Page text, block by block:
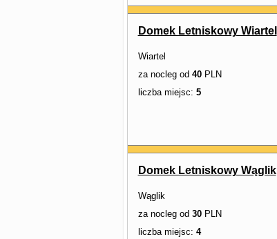
Domek Letniskowy Wiartel
Wiartel
za nocleg od 40PLN
liczba miejsc: 5
Domek Letniskowy Wąglik
Wąglik
za nocleg od 30PLN
liczba miejsc: 4